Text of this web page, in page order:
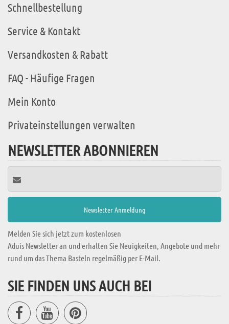
Schnellbestellung
Service & Kontakt
Versandkosten & Rabatt
FAQ - Häufige Fragen
Mein Konto
Privateinstellungen verwalten
NEWSLETTER ABONNIEREN
Melden Sie sich jetzt zum kostenlosen
Aduis Newsletter an und erhalten Sie Neuigkeiten, Angebote und mehr
rund um das Thema Basteln regelmäßig per E-Mail.
SIE FINDEN UNS AUCH BEI